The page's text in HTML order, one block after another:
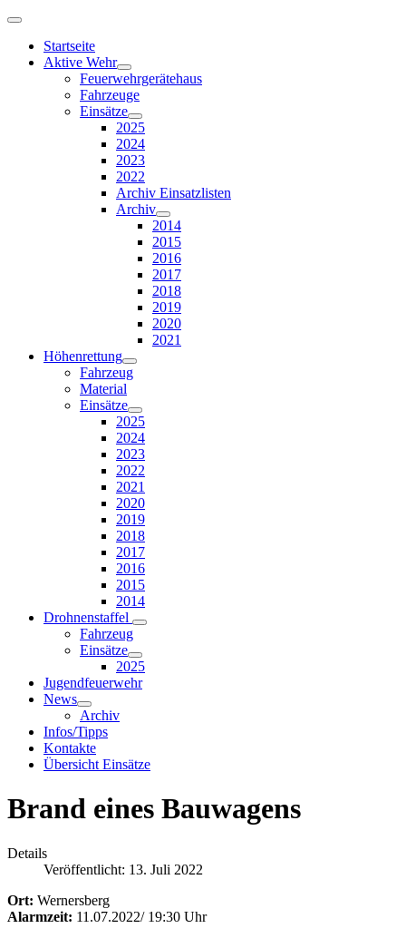
Startseite
Aktive Wehr
Feuerwehrgerätehaus
Fahrzeuge
Einsätze
2025
2024
2023
2022
Archiv Einsatzlisten
Archiv
2014
2015
2016
2017
2018
2019
2020
2021
Höhenrettung
Fahrzeug
Material
Einsätze
2025
2024
2023
2022
2021
2020
2019
2018
2017
2016
2015
2014
Drohnenstaffel
Fahrzeug
Einsätze
2025
Jugendfeuerwehr
News
Archiv
Infos/Tipps
Kontakte
Übersicht Einsätze
Brand eines Bauwagens
Details
Veröffentlicht: 13. Juli 2022
Ort: Wernersberg
Alarmzeit: 11.07.2022/ 19:30 Uhr